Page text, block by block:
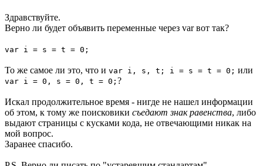
Здравствуйте.
Верно ли будет объявить переменные через var вот так?
var i = s = t = 0;
То же самое ли это, что и var i, s, t; i = s = t = 0; или
var i = 0, s = 0, t = 0; ?
Искал продолжительное время - нигде не нашел информации
об этом, к тому же поисковики съедают знак равенства, либо
выдают страницы с кусками кода, не отвечающими никак на
мой вопрос.
Заранее спасибо.